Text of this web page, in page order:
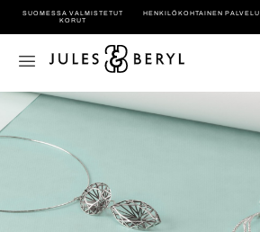
SUOMESSA VALMISTETUT
KORUT
HENKILÖ­KOHTAINEN PALVELU